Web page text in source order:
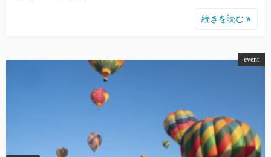
続きを読む
event